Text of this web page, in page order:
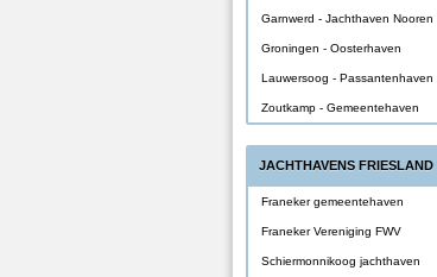
Garnwerd - Jachthaven Nooren
Groningen - Oosterhaven
Lauwersoog - Passantenhaven
Zoutkamp - Gemeentehaven
JACHTHAVENS FRIESLAND
Franeker gemeentehaven
Franeker Vereniging FWV
Schiermonnikoog jachthaven